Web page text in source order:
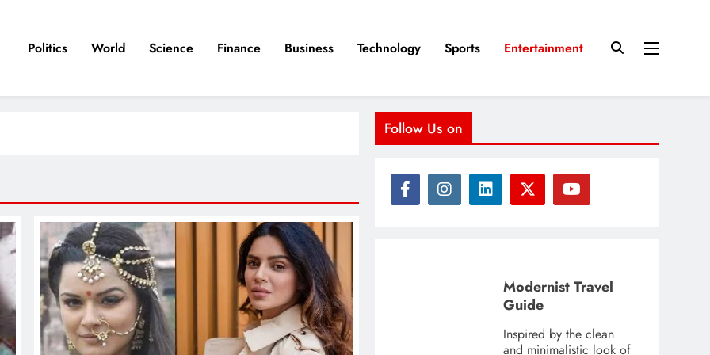
Politics World Science Finance Business Technology Sports Entertainment
Follow Us on
Modernist Travel
Guide
Inspired by the clean
and minimalistic look of